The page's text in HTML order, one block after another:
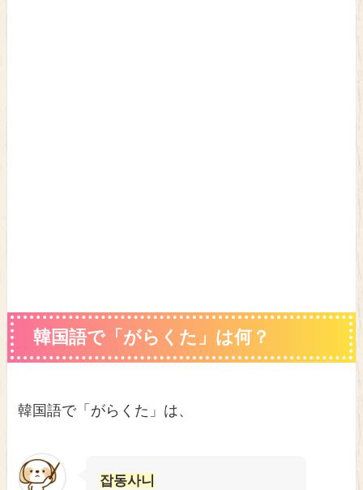
韓国語で「がらくた」は何？
韓国語で「がらくた」は、
잡동사니